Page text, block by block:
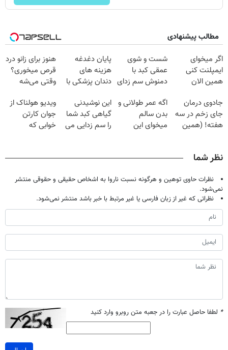
مطالب پیشنهادی
اگر میخوای
ایمپلنت کنی
همین الان
۲۵ میلیون
تومان!!!
شست و شوی
عمقی کبد با
دمنوش سم زدای
پایان دغدغه
هزینه های
دندان پزشکی با
خانگی
هنوز برای زانو درد
قرص میخوری؟
وقتی می‌شه
درمانش کرد؟؟؟؟
جادوی درمان
جای زخم در سه
هفته! (همین
اگه عمر طولانی و
بدن سالم
میخوای این
این نوشیدنی
گیاهی کبد شما
را سم زدایی می
ویدیو هولناک از
جوان کارتن
خوابی که
نظر شما
نظرات حاوی توهین و هرگونه نسبت ناروا به اشخاص حقیقی و حقوقی منتشر
نمی‌شود.
نظراتی که غیر از زبان فارسی یا غیر مرتبط با خبر باشد منتشر نمی‌شود.
* لطفا حاصل عبارت را در جعبه متن روبرو وارد کنید